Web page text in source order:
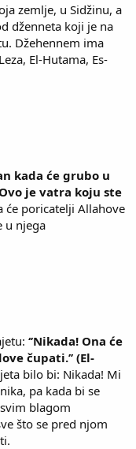
zemlje, u Sidžinu, a
dženneta koji je na
Džehennem ima
El-Hutama, Es-
kada će grubo u
je vatra koju ste
će poricatelji Allahove
u njega
‘’Nikada! Ona će
čupati.’’ (El-
bilo bi: Nikada! Mi
pa kada bi se
blagom
što se pred njom